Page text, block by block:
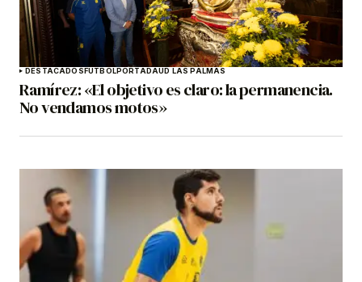
DESTACADOSFÚTBOLPORTADAUD LAS PALMAS
Ramírez: «El objetivo es claro: la permanencia.
No vendamos motos»